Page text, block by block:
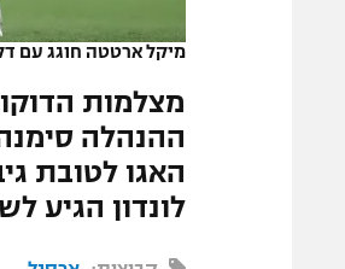
מיקל ארטטה חוגג עם
מצלמות
ההנהלה
האגו לטובת
לונדון הגיע